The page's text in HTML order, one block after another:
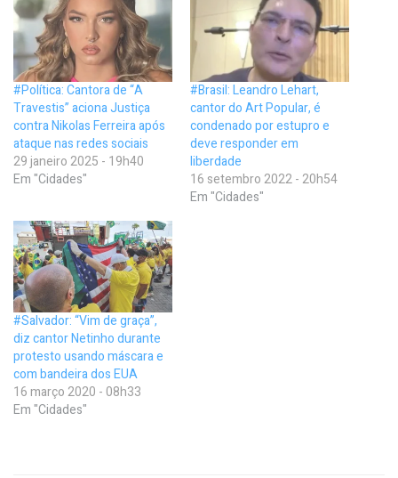
#Política: Cantora de “A
Travestis” aciona Justiça
contra Nikolas Ferreira após
ataque nas redes sociais
29 janeiro 2025 - 19h40
Em "Cidades"
#Brasil: Leandro Lehart,
cantor do Art Popular, é
condenado por estupro e
deve responder em
liberdade
16 setembro 2022 - 20h54
Em "Cidades"
#Salvador: “Vim de graça”,
diz cantor Netinho durante
protesto usando máscara e
com bandeira dos EUA
16 março 2020 - 08h33
Em "Cidades"